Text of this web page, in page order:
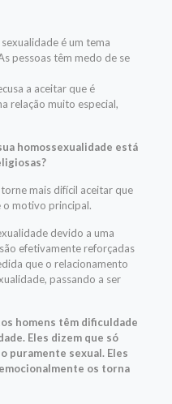
é um tema
pessoas têm medo de se
a aceitar que é
relação muito especial,
homossexualidade está
mais difícil aceitar que
o motivo principal.
devido a uma
efetivamente reforçadas
que o relacionamento
passando a ser
homens têm dificuldade
Eles dizem que só
puramente sexual. Eles
os torna